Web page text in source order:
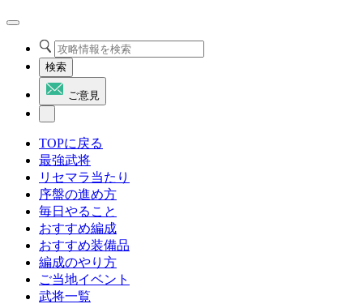
検索
ご意見
TOPに戻る
最強武将
リセマラ当たり
序盤の進め方
毎日やること
おすすめ編成
おすすめ装備品
編成のやり方
ご当地イベント
武将一覧